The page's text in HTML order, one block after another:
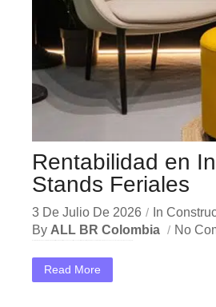
Rentabilidad en
Stands Feriales
3 De Julio De 2026 In
By ALL BR Colombia No
Read More